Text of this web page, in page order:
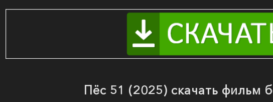
Пёс 51 (2025) скачать фильм